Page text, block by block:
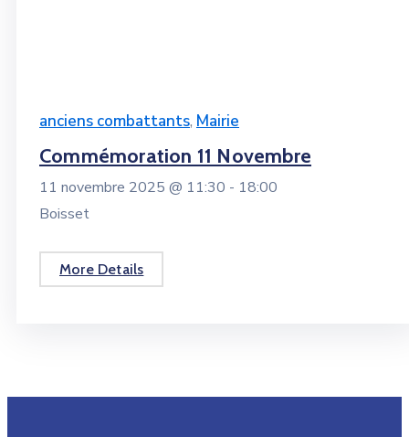
anciens combattants, Mairie
Commémoration 11 Novembre
11 novembre 2025 @ 11:30 - 18:00
Boisset
More Details